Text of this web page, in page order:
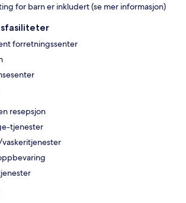
for barn er inkludert (se mer informasjon)
forretningssenter
resepsjon
tjenester
vaskeritjenester